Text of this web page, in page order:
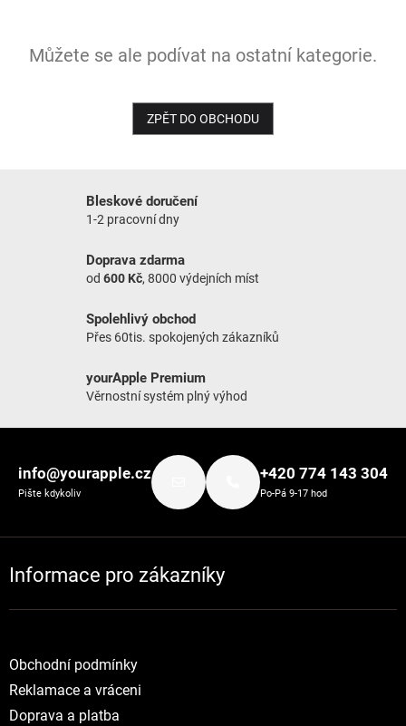
Můžete se ale podívat na ostatní kategorie.
ZPĚT DO OBCHODU
Bleskové doručení
1-2 pracovní dny
Doprava zdarma
od 600 Kč, 8000 výdejních míst
Spolehlivý obchod
Přes 60tis. spokojených zákazníků
yourApple Premium
Věrnostní systém plný výhod
info@yourapple.cz
Pište kdykoliv
+420 774 143 304
Po-Pá 9-17 hod
Informace pro zákazníky
Obchodní podmínky
Reklamace a vráceni
Doprava a platba